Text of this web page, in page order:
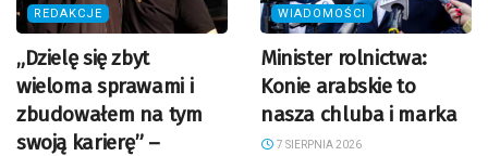
REDAKCJE
„Dzielę się zbyt
wieloma sprawami i
zbudowałem na tym
swoją karierę” –
WIADOMOŚCI
Minister rolnictwa:
Konie arabskie to
nasza chluba i marka
7 SIERPNIA 2026